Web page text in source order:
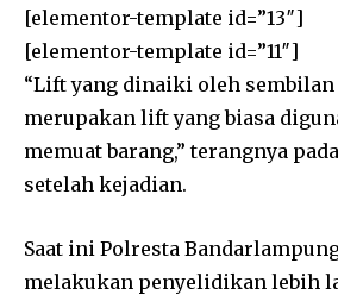
[elementor-template id=”13″]
[elementor-template id=”11″]
“Lift yang dinaiki oleh
merupakan lift yang biasa
memuat barang,” terangnya
setelah kejadian.
Saat ini Polresta
melakukan penyelidikan lebih